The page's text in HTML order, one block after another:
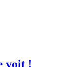
voit !